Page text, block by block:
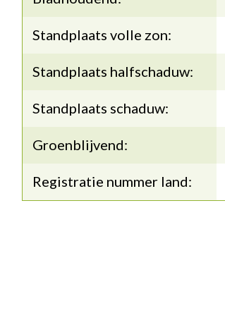
Standplaats volle zon:
Standplaats halfschaduw:
Standplaats schaduw:
Groenblijvend:
Registratie nummer land: